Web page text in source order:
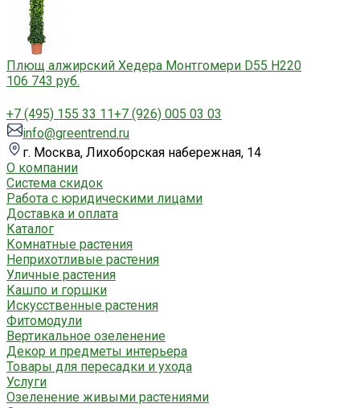
Плющ алжирский Хедера Монтгомери D55 H220
106 743 руб.
+7 (495) 155 33 11+7 (926) 005 03 03
info@greentrend.ru
г. Москва, Лихоборская набережная, 14
О компании
Система скидок
Работа с юридическими лицами
Доставка и оплата
Каталог
Комнатные растения
Неприхотливые растения
Уличные растения
Кашпо и горшки
Искусственные растения
Фитомодули
Вертикальное озеленение
Декор и предметы интерьера
Товары для пересадки и ухода
Услуги
Озеленение живыми растениями